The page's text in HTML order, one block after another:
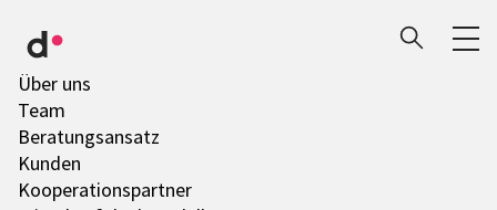
Über uns
Team
Bera­tungs­an­satz
Kunden
Koope­ra­ti­ons­part­ner